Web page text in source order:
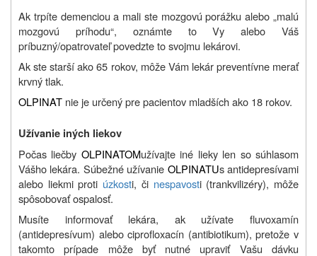
Ak trpíte demenciou a mali ste mozgovú porážku alebo „malú
mozgovú príhodu“, oznámte to Vy alebo Váš
príbuzný/opatrovateľ povedzte to svojmu lekárovi.
Ak ste starší ako 65 rokov, môže Vám lekár preventívne merať
krvný tlak.
OLPINAT nie je určený pre pacientov mladších ako 18 rokov.
Užívanie iných liekov
Počas liečby OLPINATOMužívajte iné lieky len so súhlasom
Vášho lekára. Súbežné užívanie OLPINATUs antidepresívami
alebo liekmi proti úzkosti, či nespavosti (trankvilizéry), môže
spôsobovať ospalosť.
Musíte informovať lekára, ak užívate fluvoxamín
(antidepresívum) alebo ciprofloxacín (antibiotikum), pretože v
takomto prípade môže byť nutné upraviť Vašu dávku